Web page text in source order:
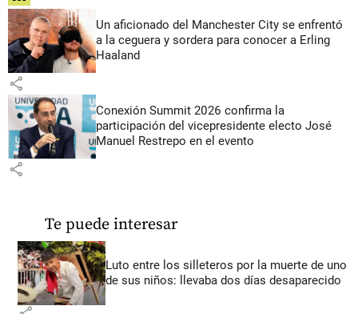
Un aficionado del Manchester City se enfrentó
a la ceguera y sordera para conocer a Erling
Haaland
share
Conexión Summit 2026 confirma la
participación del vicepresidente electo José
Manuel Restrepo en el evento
share
Te puede interesar
Luto entre los silleteros por la muerte de uno
de sus niños: llevaba dos días desaparecido